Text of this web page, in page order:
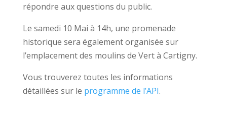
répondre aux questions du public.
Le samedi 10 Mai à 14h, une promenade
historique sera également organisée sur
l’emplacement des moulins de Vert à Cartigny.
Vous trouverez toutes les informations
détaillées sur le programme de l’API.